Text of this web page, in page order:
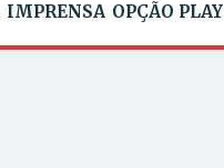
IMPRENSA OPÇÃO PLAY